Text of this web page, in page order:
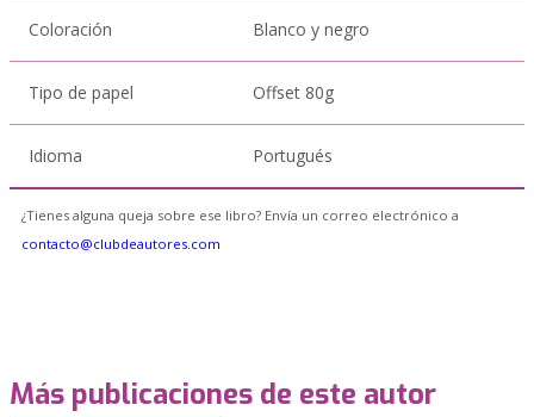
Coloración Blanco y negro
Tipo de papel Offset 80g
Idioma Portugués
¿Tienes alguna queja sobre ese libro? Envía un correo electrónico a
contacto@clubdeautores.com
Más publicaciones de este autor